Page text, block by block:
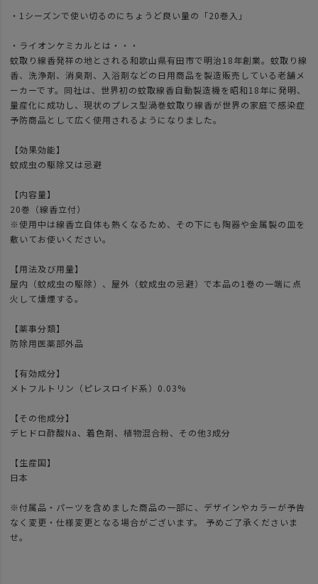
・1シーズンで使い切るのにちょうど良い量の「20巻入」
・ライオンケミカルとは・・・
蚊取り線香発祥の地とされる和歌山県有田市で明治18年創業。蚊取り線
香、洗浄剤、消臭剤、入浴剤などの日用商品を製造販売している老舗メ
ーカーです。同社は、世界初の蚊取線香自動製造機を昭和18年に発明、
量産化に成功し、現状のプレス型渦巻蚊取り線香が世界の家庭で感染症
予防商品として広く使用されるようになりました。
【効果効能】
蚊成虫の駆除又は忌避
【内容量】
20巻（線香立付）
※使用中は線香立自体も熱くなるため、その下にも陶器や金属製の皿を
敷いてお使いください。
【用法及び用量】
屋内（蚊成虫の駆除）、屋外（蚊成虫の忌避）で本品の1巻の一端に点
火して燻煙する。
【薬事分類】
防除用医薬部外品
【有効成分】
メトフルトリン（ピレスロイド系）0.03%
【その他成分】
デヒドロ酢酸Na、着色剤、植物混合粉、その他3成分
【生産国】
日本
※付属品・パーツを含めました商品の一部に、デザインやカラーが予告
なく変更・仕様変更となる場合がございます。 予めご了承くださいま
せ。